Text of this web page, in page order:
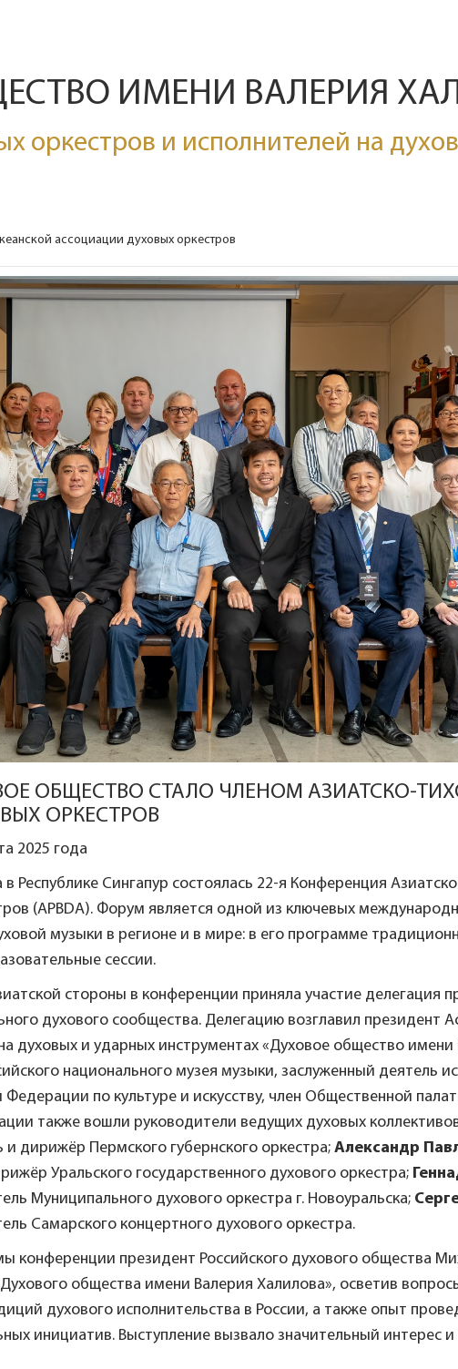
ИМЕНИ ВАЛЕРИЯ
оркестров и исполнителей на
ассоциации духовых оркестров
ОБЩЕСТВО СТАЛО ЧЛЕНОМ АЗИАТСКО-
ОРКЕСТРОВ
2025 года
в Республике Сингапур состоялась 22-я Конференция
(APBDA). Форум является одной из ключевых
музыки в регионе и в мире: в его программе
сессии.
стороны в конференции приняла участие делегация
духового сообщества. Делегацию возглавил президент
духовых и ударных инструментах «Духовое общество имени
национального музея музыки, заслуженный деятель
Федерации по культуре и искусству, член Общественной
также вошли руководители ведущих духовых
и дирижёр Пермского губернского оркестра; Александр
Уральского государственного духового оркестра;
Муниципального духового оркестра г. Новоуральска;
Самарского концертного духового оркестра.
конференции президент Российского духового общества
общества имени Валерия Халилова», осветив
духового исполнительства в России, а также опыт
инициатив. Выступление вызвало значительный интерес